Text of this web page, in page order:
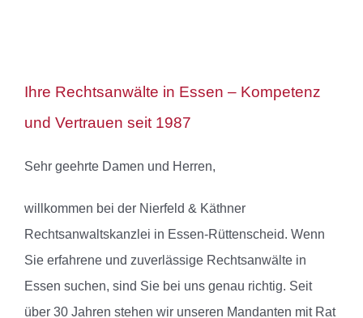
Ihre Rechtsanwälte in Essen – Kompetenz
und Vertrauen seit 1987
Sehr geehrte Damen und Herren,
willkommen bei der Nierfeld & Käthner
Rechtsanwaltskanzlei in Essen-Rüttenscheid. Wenn
Sie erfahrene und zuverlässige Rechtsanwälte in
Essen suchen, sind Sie bei uns genau richtig. Seit
über 30 Jahren stehen wir unseren Mandanten mit Rat